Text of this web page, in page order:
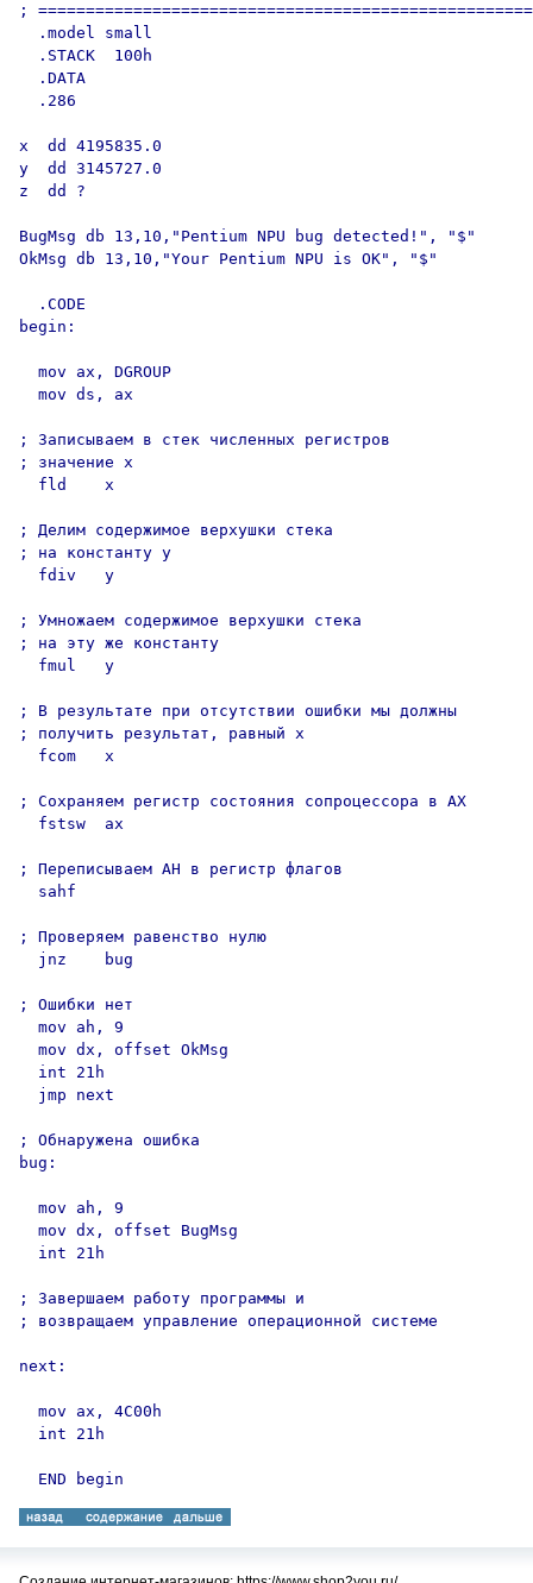
;
  .model small
  .STACK  100h
  .DATA
  .286
x  dd 4195835.0
y  dd 3145727.0
z  dd ?
BugMsg db 13,10,"Pentium NPU bug detected!", "$"
OkMsg db 13,10,"Your Pentium NPU is OK", "$"
  .CODE
begin:
  mov ax, DGROUP
  mov ds, ax
; Записываем в стек численных регистров
; значение x
  fld    x
; Делим содержимое верхушки стека
; на константу y
  fdiv   y
; Умножаем содержимое верхушки стека
; на эту же константу
  fmul   y
; В результате при отсутствии ошибки мы должны
; получить результат, равный x
  fcom   x
; Сохраняем регистр состояния сопроцессора в AX
  fstsw  ax
; Переписываем AH в регистр флагов
  sahf
; Проверяем равенство нулю
  jnz    bug
; Ошибки нет
  mov ah, 9
  mov dx, offset OkMsg
  int 21h
  jmp next
; Обнаружена ошибка
bug:
  mov ah, 9
  mov dx, offset BugMsg
  int 21h
; Завершаем работу программы и
; возвращаем управление операционной системе
next:
  mov ax, 4C00h
  int 21h